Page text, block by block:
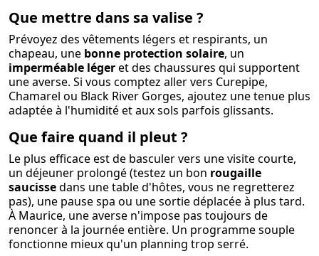
Que mettre dans sa valise ?
Prévoyez des vêtements légers et respirants, un
chapeau, une bonne protection solaire, un
imperméable légeret des chaussures qui supportent
une averse. Si vous comptez aller vers Curepipe,
Chamarel ou Black River Gorges, ajoutez une tenue plus
adaptée à l'humidité et aux sols parfois glissants.
Que faire quand il pleut ?
Le plus efficace est de basculer vers une visite courte,
un déjeuner prolongé (testez un bon rougaille
saucissedans une table d'hôtes, vous ne regretterez
pas), une pause spa ou une sortie déplacée à plus tard.
À Maurice, une averse n'impose pas toujours de
renoncer à la journée entière. Un programme souple
fonctionne mieux qu'un planning trop serré.